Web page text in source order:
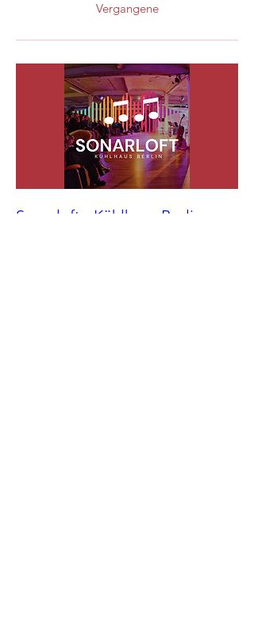
Vergangene
Sonarloft - Kühlhaus Berlin